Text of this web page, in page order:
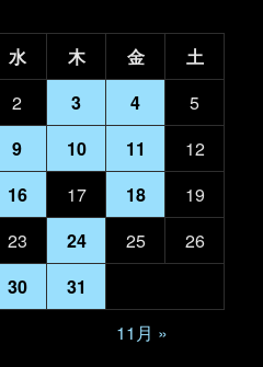
水 木 金
土
2 3 4
5
9 10 11
12
16 17 18
19
23 24 25
26
30
31
11月 »